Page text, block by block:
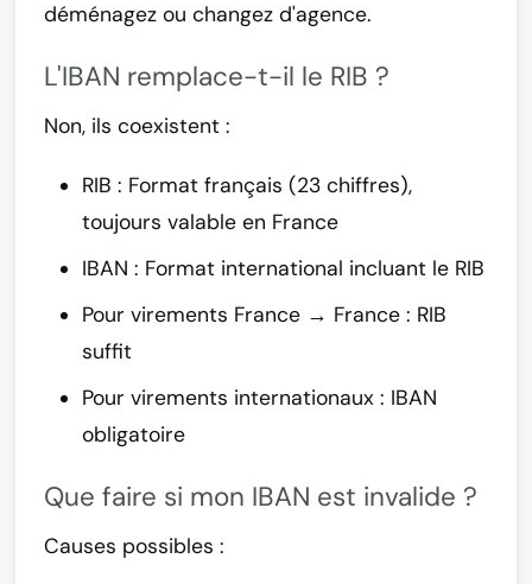
déménagez ou changez d'agence.
L'IBAN remplace-t-il le RIB ?
Non, ils coexistent :
RIB : Format français (23 chiffres),
toujours valable en France
IBAN : Format international incluant le RIB
Pour virements France → France : RIB
suffit
Pour virements internationaux : IBAN
obligatoire
Que faire si mon IBAN est invalide ?
Causes possibles :